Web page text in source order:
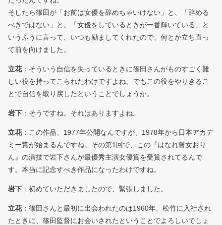
そしたら篠田が「お前は女優を辞めちゃいけない」と、「辞める
べきではない」と。「女優をしているときが一番輝いている」と
いうふうに言って、いつも励ましてくれたので、何とか立ち直っ
て前を向けました。
立花：そういう自信を失っているときに篠田さんがものすごく難
しい役を持ってこられたわけですよね。でもこの役をやりきるこ
とで自信を取り戻したということでしょうか。
岩下 ：そうですね。それはありますよね。
立花：この作品、1977年公開なんですが、1978年から日本アカデ
ミー賞が始まるんですね。その第1回で、この『はなれ瞽女おり
ん』の演技で岩下さんが最優秀主演女優賞を受賞されてるんで
す。本当に記念すべき作品になったわけですね。
岩下 ：初めていただきましたので、緊張しました。
立花：篠田さんと最初に出会われたのは1960年、松竹に入社され
たときに、篠田監督にお会いされたということでよろしいでしょ